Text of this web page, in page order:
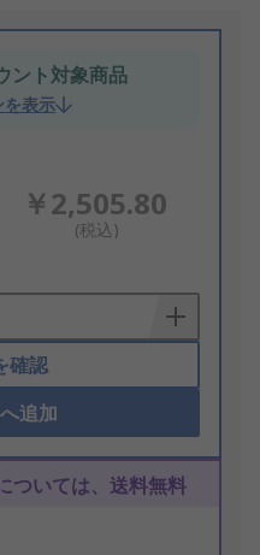
ント対象商品
を表示
￥2,505.80
(税込)
確認
追加
ついては、送料無料